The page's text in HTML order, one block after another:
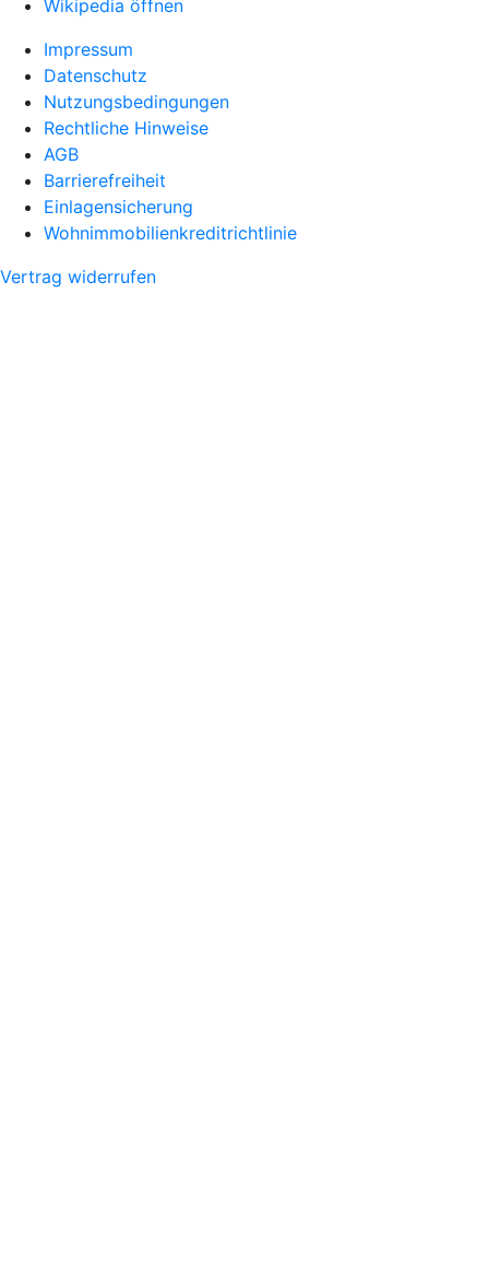
Wikipedia öffnen
Impressum
Datenschutz
Nutzungsbedingungen
Rechtliche Hinweise
AGB
Barrierefreiheit
Einlagensicherung
Wohnimmobilienkreditrichtlinie
Vertrag widerrufen